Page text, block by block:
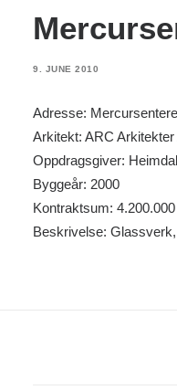
9. JUNE 2010
Adresse:
Arkitekt: ARC Arkitekter
Oppdragsgiver:
Byggeår: 2000
Kontraktsum: 4.200.000
Beskrivelse: